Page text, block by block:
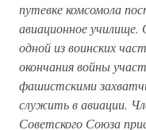
путевке комсомола
авиационное училище.
одной из воинских
окончания войны
фашистскими
служить в авиации.
Советского Союза